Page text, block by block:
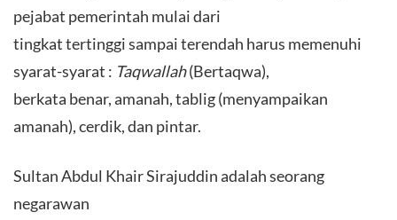
pejabat pemerintah mulai dari
tingkat tertinggi sampai terendah harus memenuhi
syarat-syarat : Taqwallah(Bertaqwa),
berkata benar, amanah, tablig (menyampaikan
amanah), cerdik, dan pintar.
Sultan Abdul Khair Sirajuddin adalah seorang
negarawan